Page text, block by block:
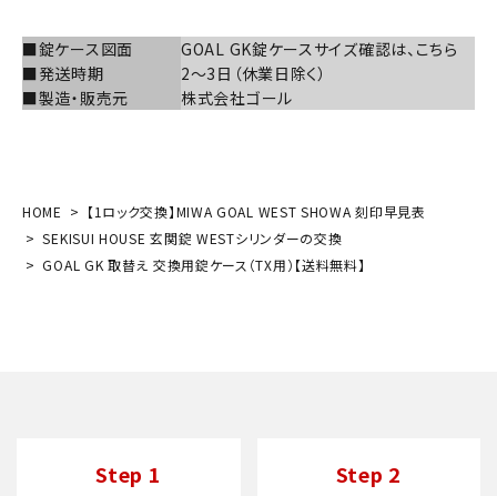
■錠ケース図面 GOAL GK錠ケース サイズ確認は、こちら
■発送時期
2～3日（休業日除く）
■製造・販売元
株式会社ゴール
HOME
【1ロック交換】MIWA GOAL WEST SHOWA 刻印早見表
SEKISUI HOUSE 玄関錠 WESTシリンダーの交換
GOAL GK 取替え 交換用錠ケース（TX用）【送料無料】
Step 1 Step 2